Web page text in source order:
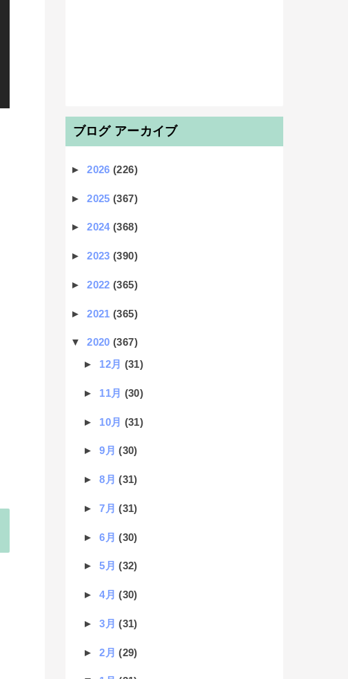
ブログ アーカイブ
►2026(226)
►2025(367)
►2024(368)
►2023(390)
►2022(365)
►2021(365)
▼2020(367)
► 12月 (31)
► 11月 (30)
► 10月 (31)
►9月(30)
►8月(31)
►7月(31)
►6月(30)
►5月(32)
►4月(30)
►3月(31)
►2月(29)